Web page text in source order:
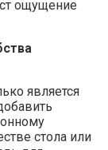
ощущение
является
стола или